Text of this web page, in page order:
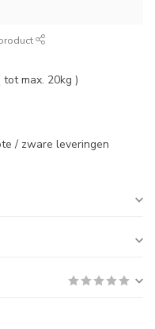
max. 20kg )
/ zware leveringen